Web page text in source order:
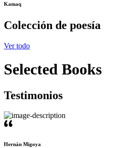
Kamaq
Colección de poesía
Ver todo
Selected Books
Testimonios
Hernán Migoya